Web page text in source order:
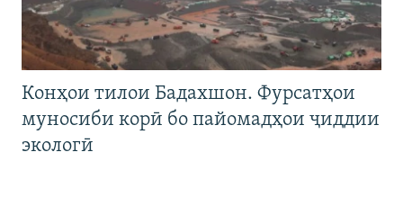
Конҳои тилои Бадахшон. Фурсатҳои
муносиби корӣ бо пайомадҳои ҷиддии
экологӣ